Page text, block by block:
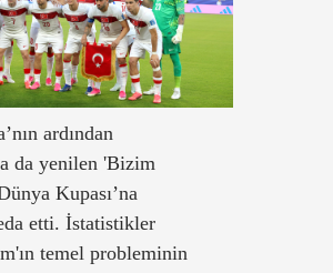
ardından
da yenilen 'Bizim
Kupası’na
etti. İstatistikler
temel probleminin